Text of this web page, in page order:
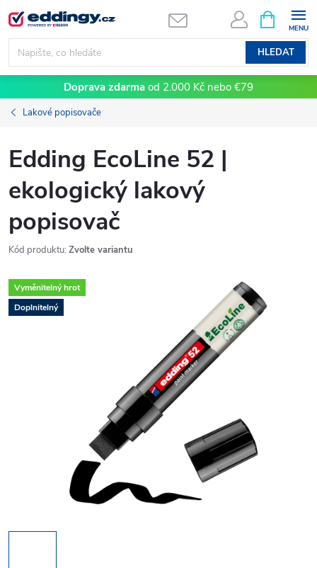
Přejít
na
obsah
HLEDAT
NÁKUPNÍ
KOŠÍK
Doprava zdarma od 2.000 Kč nebo €79
Lakové popisovače
Edding EcoLine 52 |
ekologický lakový
popisovač
Kód produktu: Zvolte variantu
Vyměnitelný hrot
Doplnitelný